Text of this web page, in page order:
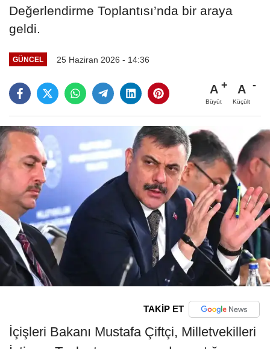
Değerlendirme Toplantısı’nda bir araya
geldi.
GÜNCEL 25 Haziran 2026 - 14:36
A
Büyüt
A
Küçült
TAKİP ET
İçişleri Bakanı Mustafa Çiftçi, Milletvekilleri